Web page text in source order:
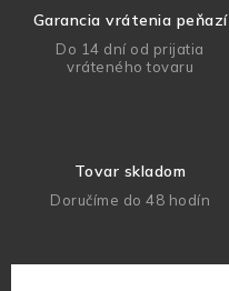
Garancia vrátenia peňazí
Do 14 dní od prijatia
vráteného tovaru
Tovar skladom
Doručíme do 48 hodín